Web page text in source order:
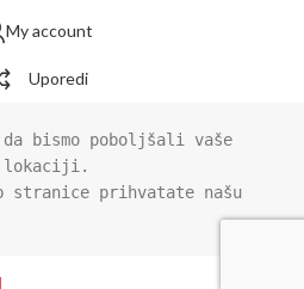
My account
Uporedi
bismo poboljšali vaše
lokaciji.
stranice prihvatate našu